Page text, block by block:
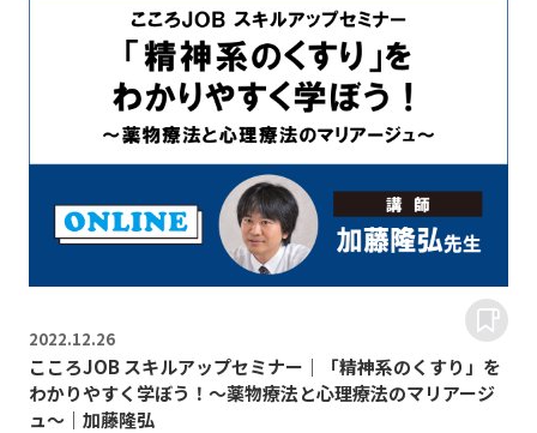
2022.12.26
こころJOB スキルアップセミナー｜「精神系のくすり」を
わかりやすく学ぼう！～薬物療法と心理療法のマリアージ
ュ～｜加藤隆弘